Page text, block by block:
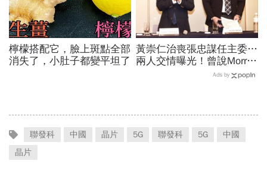
檸檬搭配它，臉上斑點全部
消失了，小肚子都變平坦了
黃崇仁治喪張忠謀任主委…
兩人交情曝光！曾說Morris
是老大：力積電能活都他幫
Ads by
聯發科 中國 晶片 5G 聯發科 5G
中國
晶片